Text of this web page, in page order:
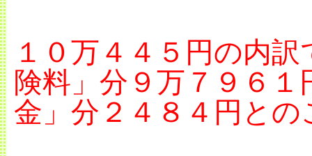
１０万４４５円の内
険料」分９万７９６
金」分２４８４円との